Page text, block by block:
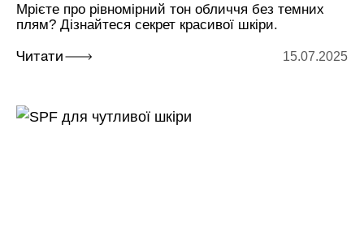
Мрієте про рівномірний тон обличчя без темних
плям? Дізнайтеся секрет красивої шкіри.
Читати 15.07.2025